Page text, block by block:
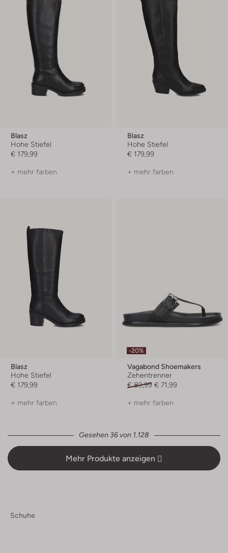
Blasz
Hohe Stiefel
€ 179,99
+ mehr farben
Blasz
Hohe Stiefel
€ 179,99
+ mehr farben
Blasz
Hohe Stiefel
€ 179,99
+ mehr farben
-20%
Vagabond Shoemakers
Zehentrenner
€ 89,99 € 71,99
+ mehr farben
Gesehen 36 von 1.128
Mehr Produkte anzeigen
Schuhe